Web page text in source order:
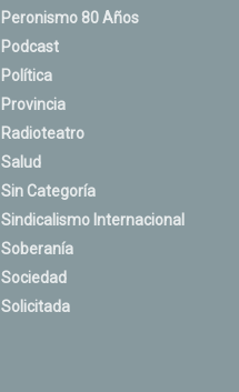
Peronismo 80 Años
Podcast
Política
Provincia
Radioteatro
Salud
Sin Categoría
Sindicalismo Internacional
Soberanía
Sociedad
Solicitada